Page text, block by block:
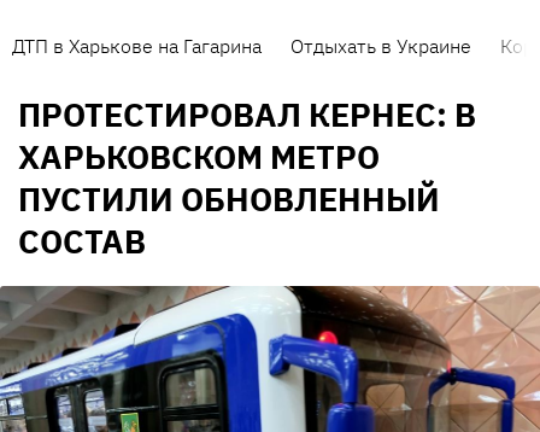
ДТП в Харькове на Гагарина Отдыхать в Украине
ПРОТЕСТИРОВАЛ КЕРНЕС: В
ХАРЬКОВСКОМ МЕТРО
ПУСТИЛИ ОБНОВЛЕННЫЙ
СОСТАВ